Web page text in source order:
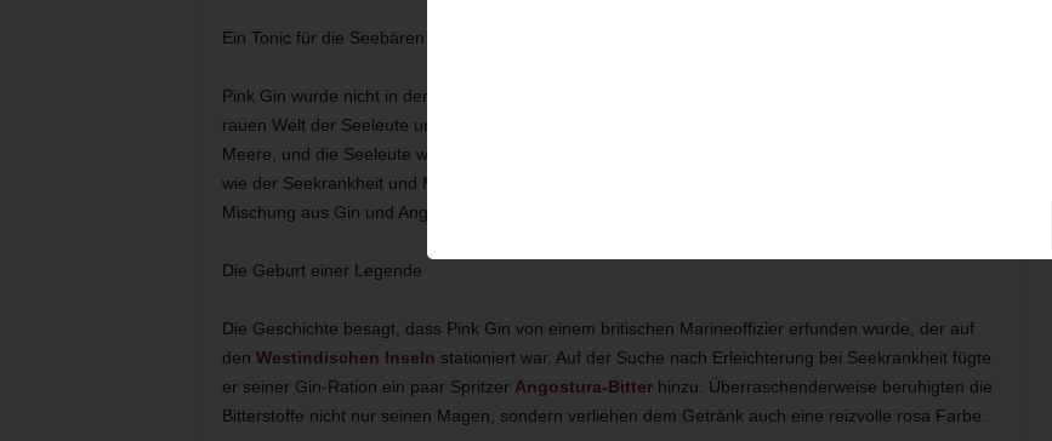
Ein Tonic für die Seebären
Pink Gin wurde nicht in den luxuriösen Salons der Aristokraten geboren, sondern entstand in der
rauen Welt der Seeleute und Marineoffiziere. Im 19. Jahrhundert beherrschte die Royal Navy die
Meere, und die Seeleute waren auf ihren Reisen harten Bedingungen ausgesetzt. Um Krankheiten
wie der Seekrankheit und Magen-Darm-Infektionen vorzubeugen, griffen sie zu einer starken
Mischung aus Gin und Angostura-Bitter.
Die Geburt einer Legende
Die Geschichte besagt, dass Pink Gin von einem britischen Marineoffizier erfunden wurde, der auf
den Westindischen Inseln stationiert war. Auf der Suche nach Erleichterung bei Seekrankheit fügte
er seiner Gin-Ration ein paar Spritzer Angostura-Bitterhinzu. Überraschenderweise beruhigten die
Bitterstoffe nicht nur seinen Magen, sondern verliehen dem Getränk auch eine reizvolle rosa Farbe.